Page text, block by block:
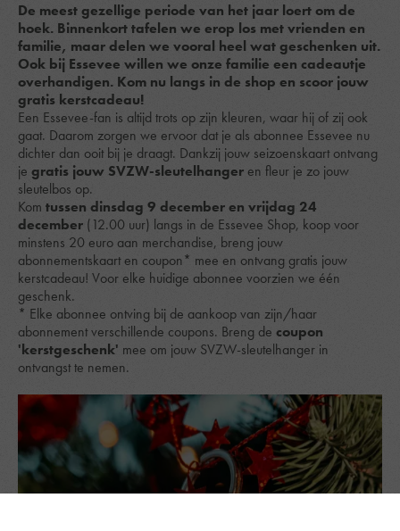
De meest gezellige periode van het jaar loert om de
hoek. Binnenkort tafelen we erop los met vrienden en
familie, maar delen we vooral heel wat geschenken uit.
Ook bij Essevee willen we onze familie een cadeautje
overhandigen. Kom nu langs in de shop en scoor jouw
gratis kerstcadeau!
Een Essevee-fan is altijd trots op zijn kleuren, waar hij of zij ook
gaat. Daarom zorgen we ervoor dat je als abonnee Essevee nu
dichter dan ooit bij je draagt. Dankzij jouw seizoenskaart ontvang
je gratis jouw SVZW-sleutelhanger en fleur je zo jouw
sleutelbos op.
Kom tussen dinsdag 9 december en vrijdag 24
december (12.00 uur) langs in de Essevee Shop, koop voor
minstens 20 euro aan merchandise, breng jouw
abonnementskaart en coupon* mee en ontvang gratis jouw
kerstcadeau! Voor elke huidige abonnee voorzien we één
geschenk.
* Elke abonnee ontving bij de aankoop van zijn/haar
abonnement verschillende coupons. Breng de coupon
'kerstgeschenk' mee om jouw SVZW-sleutelhanger in
ontvangst te nemen.